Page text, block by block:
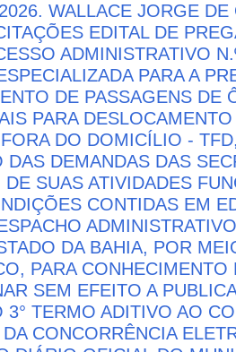
WALLACE JORGE
EDITAL DE
ADMINISTRATIVO
PARA A
DE PASSAGENS DE
PARA
DO DOMICÍLIO -
DAS DEMANDAS DAS
DE SUAS ATIVIDADES
CONTIDAS EM
DA BAHIA, POR
PARA
SEM EFEITO A
3° TERMO ADITIVO AO
CONCORRÊNCIA